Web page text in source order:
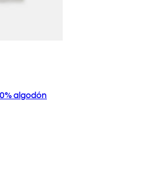
algodón